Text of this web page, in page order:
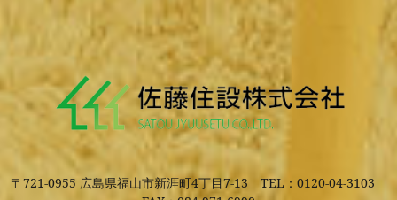
〒721-0955 広島県福山市新涯町4丁目7-13 TEL：0120-04-3103